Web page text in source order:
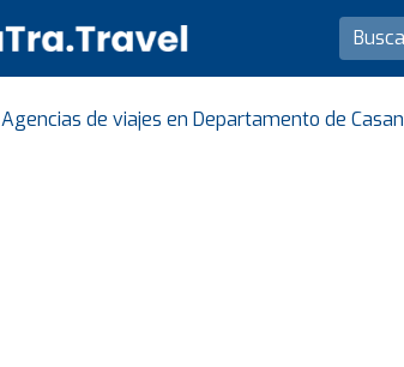
Agencias de viajes en Departamento de